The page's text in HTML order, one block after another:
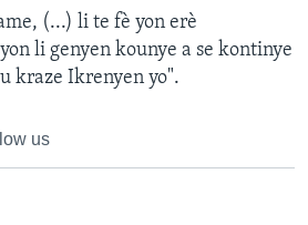
(...) li te fè yon erè
li genyen kounye a se kontinye
kraze Ikrenyen yo".
us